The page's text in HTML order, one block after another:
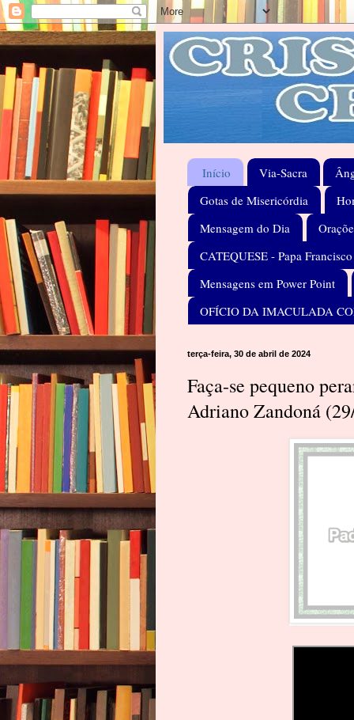
Início Via-Sacra
Gotas de Misericórdia
Mensagem do Dia
CATEQUESE - Papa Francisco
Mensagens em Power Point
OFÍCIO DA IMACULADA
terça-feira, 30 de abril de 2024
Faça-se pequeno
Adriano Zandoná